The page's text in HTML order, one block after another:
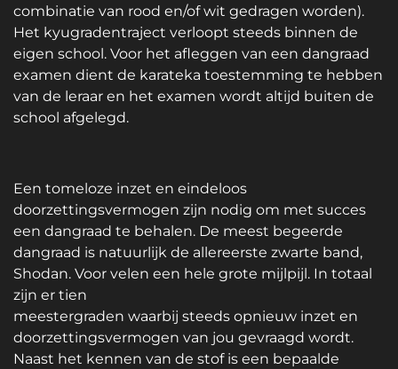
combinatie van rood en/of wit gedragen worden).
Het kyugradentraject verloopt steeds binnen de
eigen school. Voor het afleggen van een dangraad
examen dient de karateka toestemming te hebben
van de leraar en het examen wordt altijd buiten de
school afgelegd.
Een tomeloze inzet en eindeloos
doorzettingsvermogen zijn nodig om met succes
een dangraad te behalen. De meest begeerde
dangraad is natuurlijk de allereerste zwarte band,
Shodan. Voor velen een hele grote mijlpijl. In totaal
zijn er tien
meestergraden waarbij steeds opnieuw inzet en
doorzettingsvermogen van jou gevraagd wordt.
Naast het kennen van de stof is een bepaalde